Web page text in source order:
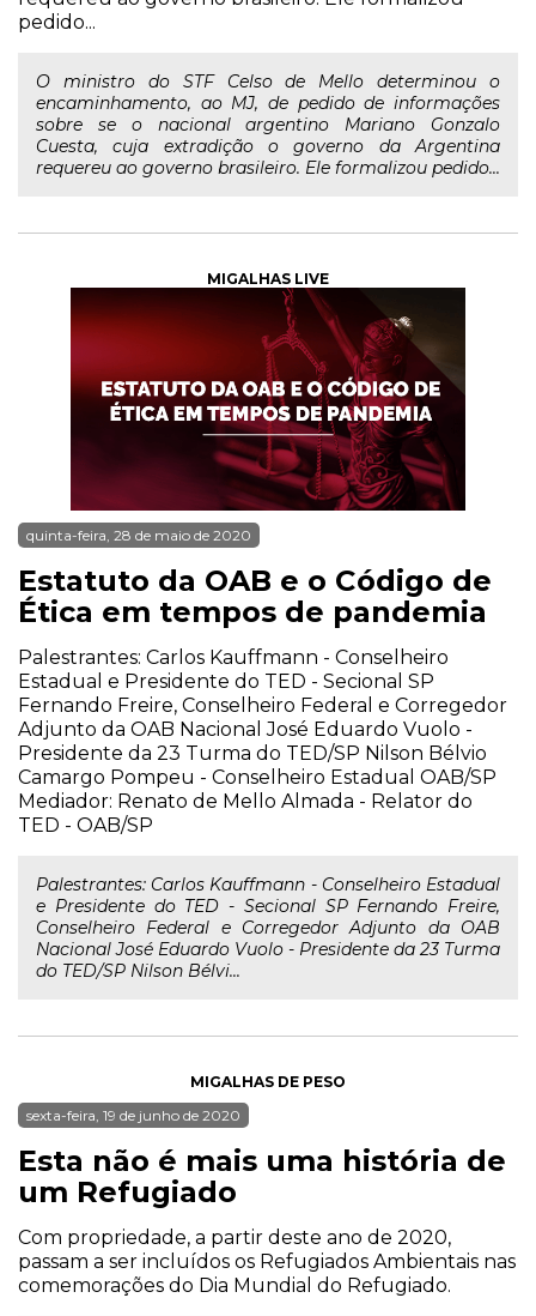
pedido...
O ministro do STF Celso de Mello determinou o
encaminhamento, ao MJ, de pedido de informações
sobre se o nacional argentino Mariano Gonzalo
Cuesta, cuja extradição o governo da Argentina
requereu ao governo brasileiro. Ele formalizou pedido...
MIGALHAS LIVE
quinta-feira, 28 de maio de 2020
Estatuto da OAB e o Código de
Ética em tempos de pandemia
Palestrantes: Carlos Kauffmann - Conselheiro
Estadual e Presidente do TED - Secional SP
Fernando Freire, Conselheiro Federal e Corregedor
Adjunto da OAB Nacional José Eduardo Vuolo -
Presidente da 23 Turma do TED/SP Nilson Bélvio
Camargo Pompeu - Conselheiro Estadual OAB/SP
Mediador: Renato de Mello Almada - Relator do
TED - OAB/SP
Palestrantes: Carlos Kauffmann - Conselheiro Estadual
e Presidente do TED - Secional SP Fernando Freire,
Conselheiro Federal e Corregedor Adjunto da OAB
Nacional José Eduardo Vuolo - Presidente da 23 Turma
do TED/SP Nilson Bélvi...
MIGALHAS DE PESO
sexta-feira, 19 de junho de 2020
Esta não é mais uma história de
um Refugiado
Com propriedade, a partir deste ano de 2020,
passam a ser incluídos os Refugiados Ambientais nas
comemorações do Dia Mundial do Refugiado.